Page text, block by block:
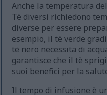
Anche la temperatura
Tè diversi richiedono
diverse per essere
esempio, il tè verde
tè nero necessita di
garantisce che il tè
suoi benefici per la
Il tempo di infusione è